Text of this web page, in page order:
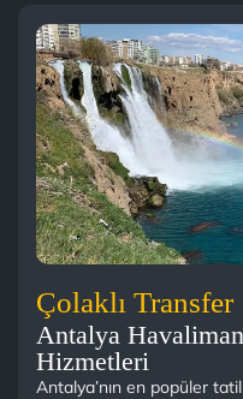
Çolaklı Transfer
Antalya
Hizmetleri
Antalya’nın en popüler